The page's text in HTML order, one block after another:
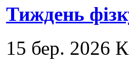
Тиждень
15 бер. 2026